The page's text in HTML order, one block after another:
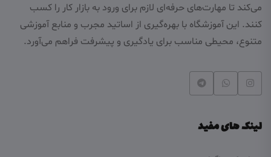
می‌کند تا مهارت‌های حرفه‌ای لازم برای ورود به بازار کار را کسب
کنند. این آموزشگاه با بهره‌گیری از اساتید مجرب و منابع آموزشی
متنوع، محیطی مناسب برای یادگیری و پیشرفت فراهم می‌آورد.
لینک های مفید